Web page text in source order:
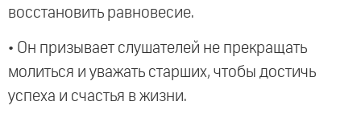
восстановить равновесие.
• Он призывает слушателей не прекращать
молиться и уважать старших, чтобы достичь
успеха и счастья в жизни.